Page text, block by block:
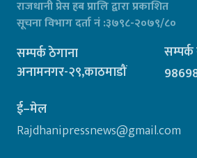
राजधानी प्रेस हब प्रालि द्वारा प्रकाशित
सूचना विभाग दर्ता नं :३७९८-२०७९/८०
सम्पर्क ठेगाना
अनामनगर-२९,काठमाडौं
ई–मेल
Rajdhanipressnews@gmail.com